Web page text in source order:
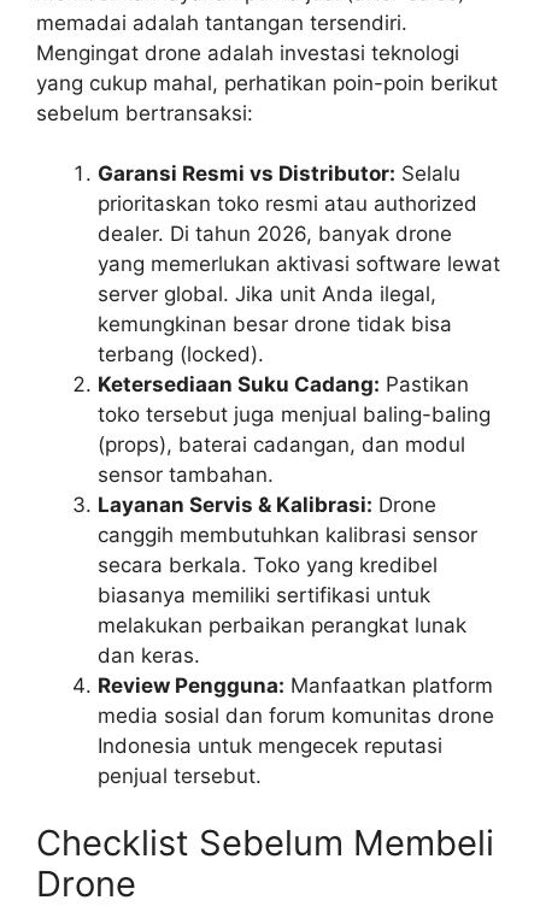
memadai adalah tantangan tersendiri.
Mengingat drone adalah investasi teknologi
yang cukup mahal, perhatikan poin-poin berikut
sebelum bertransaksi:
Garansi Resmi vs Distributor: Selalu
prioritaskan toko resmi atau authorized
dealer. Di tahun 2026, banyak drone
yang memerlukan aktivasi software lewat
server global. Jika unit Anda ilegal,
kemungkinan besar drone tidak bisa
terbang (locked).
Ketersediaan Suku Cadang: Pastikan
toko tersebut juga menjual baling-baling
(props), baterai cadangan, dan modul
sensor tambahan.
Layanan Servis & Kalibrasi: Drone
canggih membutuhkan kalibrasi sensor
secara berkala. Toko yang kredibel
biasanya memiliki sertifikasi untuk
melakukan perbaikan perangkat lunak
dan keras.
Review Pengguna: Manfaatkan platform
media sosial dan forum komunitas drone
Indonesia untuk mengecek reputasi
penjual tersebut.
Checklist Sebelum Membeli
Drone